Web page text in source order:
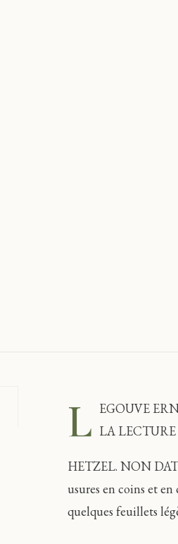
L EGOUVE
LA
HETZEL. NON
usures en coins et
quelques feuillets